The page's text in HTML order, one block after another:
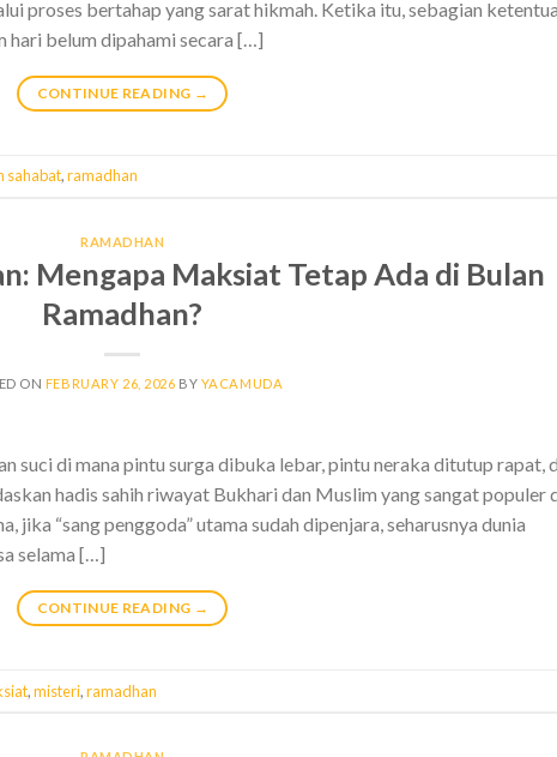
proses bertahap yang sarat hikmah. Ketika itu, sebagian
hari belum dipahami secara […]
CONTINUE READING →
sahabat,ramadhan
RAMADHAN
Mengapa Maksiat Tetap Ada di Bulan
Ramadhan?
ON FEBRUARY 26, 2026 BY YACAMUDA
suci di mana pintu surga dibuka lebar, pintu neraka ditutup rapat,
hadis sahih riwayat Bukhari dan Muslim yang sangat populer
jika “sang penggoda” utama sudah dipenjara, seharusnya dunia
selama […]
CONTINUE READING →
,misteri,ramadhan